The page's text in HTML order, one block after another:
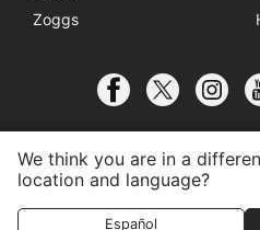
Zoggs
We think you are in a
location and language?
Español